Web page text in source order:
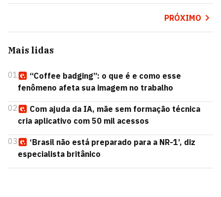
PRÓXIMO
Mais lidas
01
“Coffee badging”: o que é e como esse
fenômeno afeta sua imagem no trabalho
02
Com ajuda da IA, mãe sem formação técnica
cria aplicativo com 50 mil acessos
03
‘Brasil não está preparado para a NR-1’, diz
especialista britânico